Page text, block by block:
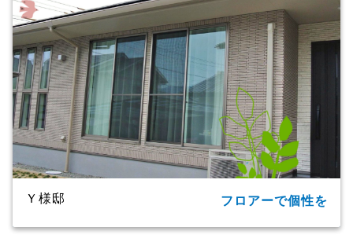
竣工年月
2019年
工法・構造
プレミアム・ハイブリッド構法
Ｙ様邸 フロアーで個性を